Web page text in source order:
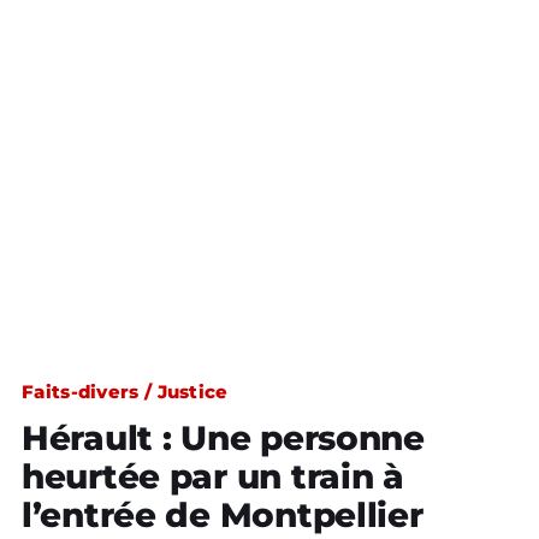
Faits-divers / Justice
Hérault : Une personne
heurtée par un train à
l’entrée de Montpellier